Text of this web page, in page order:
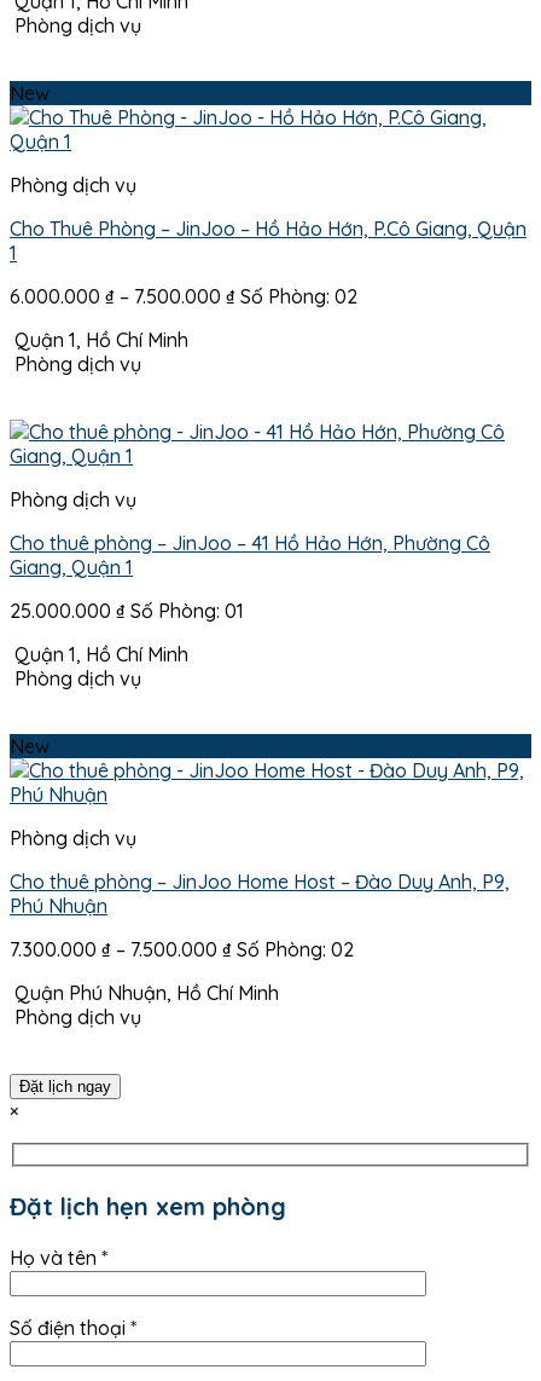
13.000.000 ₫
Phòng dịch vụ
New
Phòng dịch vụ
Cho Thuê Phòng – JinJoo – Hồ Hảo Hớn, P.Cô Giang, Quận
1
6.000.000 ₫ – 7.500.000 ₫Khoảng
7.500.000 ₫
Số Phòng: 02
Quận 1, Hồ Chí Minh
Phòng dịch vụ
Phòng dịch vụ
Cho thuê phòng – JinJoo – 41 Hồ Hảo Hớn, Phường Cô
Giang, Quận 1
25.000.000 ₫ Số Phòng: 01
Quận 1, Hồ Chí Minh
Phòng dịch vụ
New
Phòng dịch vụ
Cho thuê phòng – JinJoo Home Host – Đào Duy Anh, P9,
Phú Nhuận
7.300.000 ₫ – 7.500.000 ₫Khoảng
từ
Số Phòng: 02
Quận Phú Nhuận, Hồ Chí Minh
Phòng dịch vụ
Đặt lịch ngay
×
Đặt lịch hẹn xem phòng
Họ và tên *
Số điện thoại *